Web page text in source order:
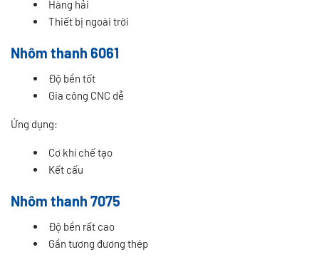
Hàng hải
Thiết bị ngoài trời
Nhôm thanh 6061
Độ bền tốt
Gia công CNC dễ
Ứng dụng:
Cơ khí chế tạo
Kết cấu
Nhôm thanh 7075
Độ bền rất cao
Gần tương đương thép